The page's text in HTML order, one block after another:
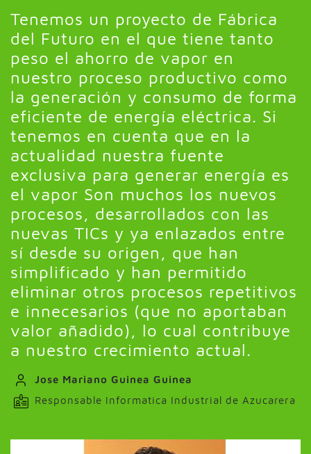
Tenemos un proyecto de Fábrica
del Futuro en el que tiene tanto
peso el ahorro de vapor en
nuestro proceso productivo como
la generación y consumo de forma
eficiente de energía eléctrica. Si
tenemos en cuenta que en la
actualidad nuestra fuente
exclusiva para generar energía es
el vapor Son muchos los nuevos
procesos, desarrollados con las
nuevas TICs y ya enlazados entre
sí desde su origen, que han
simplificado y han permitido
eliminar otros procesos repetitivos
e innecesarios (que no aportaban
valor añadido), lo cual contribuye
a nuestro crecimiento actual.
Jose Mariano Guinea Guinea
Responsable Informatica Industrial de Azucarera